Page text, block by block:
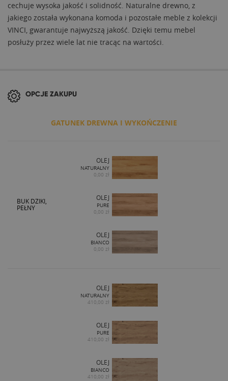
cechuje wysoka jakość i solidność. Naturalne drewno, z
jakiego została wykonana komoda i pozostałe meble z kolekcji
VINCI, gwarantuje najwyższą jakość. Dzięki temu mebel
posłuży przez wiele lat nie tracąc na wartości.
OPCJE ZAKUPU
GATUNEK DREWNA I WYKOŃCZENIE
BUK DZIKI,
PEŁNY
OLEJ
NATURALNY
0,00 zł
OLEJ
PURE
0,00 zł
OLEJ
BIANCO
0,00 zł
OLEJ
NATURALNY
410,00 zł
OLEJ
PURE
410,00 zł
OLEJ
BIANCO
410,00 zł